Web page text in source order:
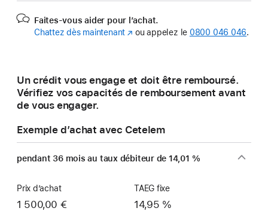
Faites-vous aider pour l’achat.
Chattez dès maintenant (s’ouvre
fenêtre)
ou appelez le 0800 046 046.
Un crédit vous engage et doit être remboursé.
Vérifiez vos capacités de remboursement avant
de vous engager.
Exemple d’achat avec Cetelem
pendant 36 mois au taux débiteur de 14,01 %
Prix d’achat
1 500,00 €
TAEG fixe
14,95 %